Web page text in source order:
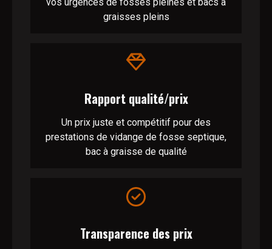
graisses pleins
Rapport qualité/prix
Un prix juste et compétitif pour des
prestations de vidange de fosse septique,
bac à graisse de qualité
Transparence des prix